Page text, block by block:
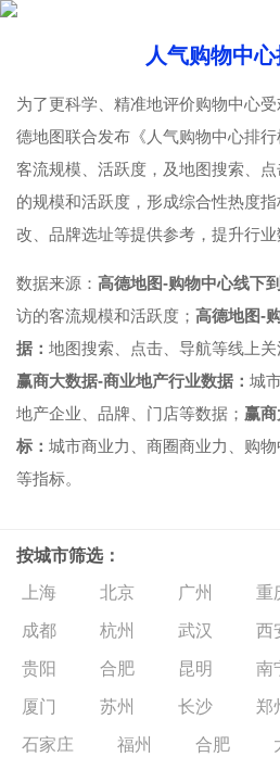
人气购物中
为了更科学、精准地评价购物中心
德地图联合发布《人气购物中心排
客流规模、活跃度，及地图搜索、
的规模和活跃度，形成综合性热度
改、品牌选址等提供参考，提升行业
数据来源： 高德地图-购物中心线下
访的客流规模和活跃度； 高德地图-
据： 地图搜索、点击、导航等线上
赢商大数据-商业地产行业数据： 城
地产企业、品牌、门店等数据； 赢
标： 城市商业力、商圈商业力、购
等指标。
按城市筛选：
上海
北京 广州 重
成都 杭州 武汉 西
贵阳 合肥 昆明 南
厦门 苏州 长沙 郑
石家庄 福州 合肥